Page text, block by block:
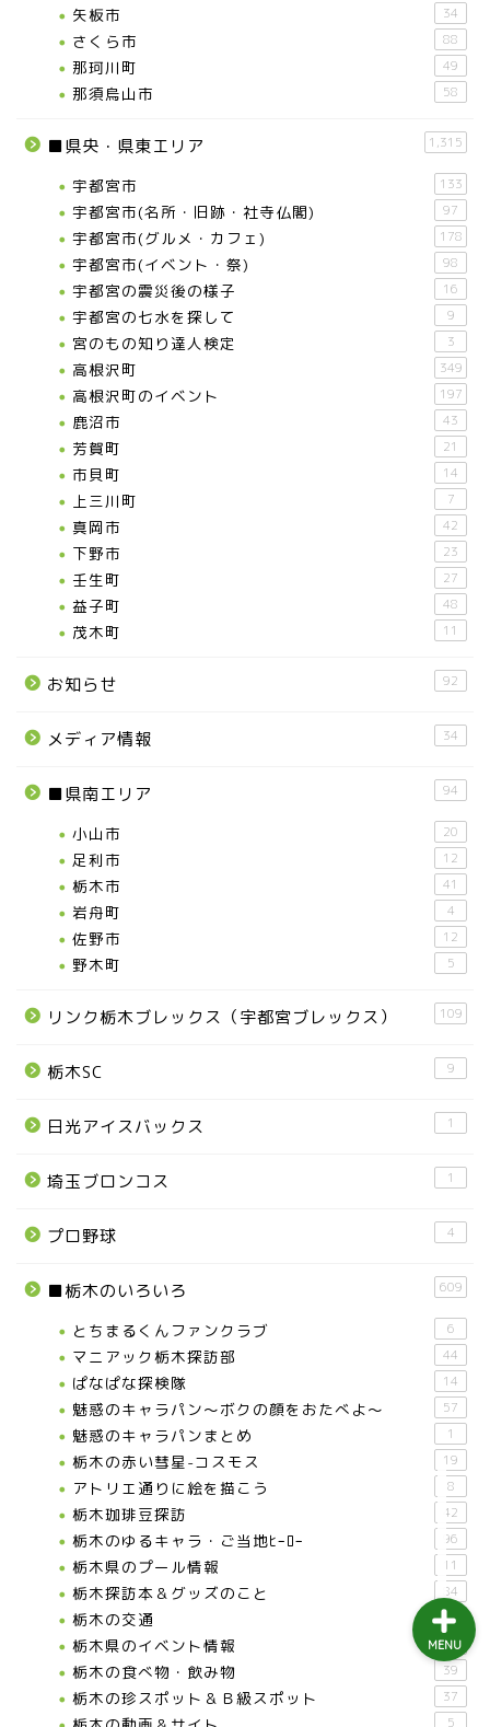
矢板市 34
さくら市 88
那珂川町 49
那須烏山市 58
■県央・県東エリア 1,315
宇都宮市 133
宇都宮市(名所・旧跡・社寺仏閣) 97
宇都宮市(グルメ・カフェ) 178
宇都宮市(イベント・祭) 98
宇都宮の震災後の様子 16
宇都宮の七水を探して 9
宮のもの知り達人検定 3
高根沢町 349
高根沢町のイベント 197
鹿沼市 43
芳賀町 21
市貝町 14
上三川町 7
真岡市 42
下野市 23
壬生町 27
益子町 48
茂木町 11
お知らせ 92
メディア情報 34
■県南エリア 94
小山市 20
足利市 12
栃木市 41
岩舟町 4
佐野市 12
野木町 5
リンク栃木ブレックス（宇都宮ブレックス） 109
栃木SC 9
日光アイスバックス 1
埼玉ブロンコス 1
プロ野球 4
■栃木のいろいろ 609
とちまるくんファンクラブ 6
マニアック栃木探訪部 44
ぱなぱな探検隊 14
魅惑のキャラパン～ボクの顔をおたべよ～ 57
魅惑のキャラパンまとめ 1
栃木の赤い彗星-コスモス 19
アトリエ通りに絵を描こう 8
栃木珈琲豆探訪 42
栃木のゆるキャラ・ご当地ﾋｰﾛｰ 96
栃木県のプール情報 11
栃木探訪本＆グッズのこと 84
栃木の交通 18
栃木県のイベント情報 40
栃木の食べ物・飲み物 39
栃木の珍スポット＆Ｂ級スポット 37
5
MENU
上三川町